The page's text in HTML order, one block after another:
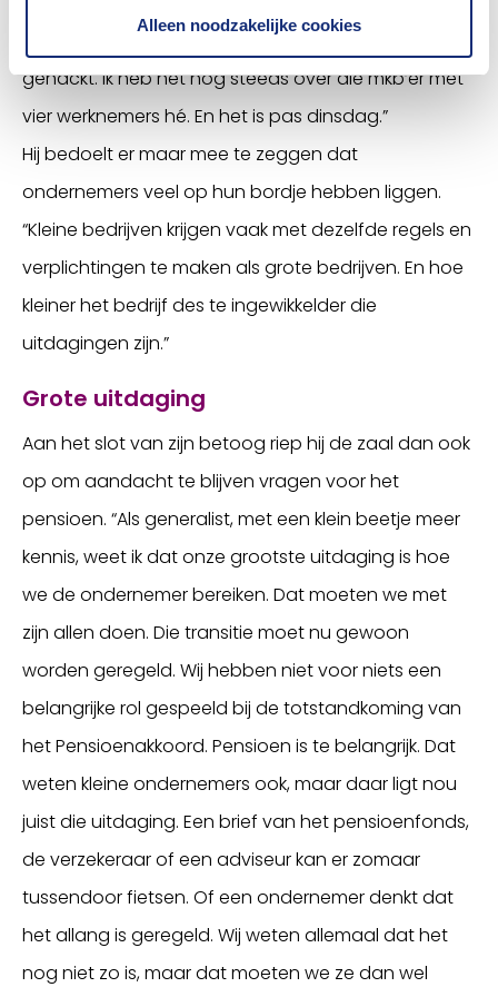
Alleen noodzakelijke cookies
achterdeur op slot zit, zodat ze niet worden
gehackt. Ik heb het nog steeds over die mkb’er met
vier werknemers hé. En het is pas dinsdag.”
Hij bedoelt er maar mee te zeggen dat
ondernemers veel op hun bordje hebben liggen.
“Kleine bedrijven krijgen vaak met dezelfde regels en
verplichtingen te maken als grote bedrijven. En hoe
kleiner het bedrijf des te ingewikkelder die
uitdagingen zijn.”
Grote uitdaging
Aan het slot van zijn betoog riep hij de zaal dan ook
op om aandacht te blijven vragen voor het
pensioen. “Als generalist, met een klein beetje meer
kennis, weet ik dat onze grootste uitdaging is hoe
we de ondernemer bereiken. Dat moeten we met
zijn allen doen. Die transitie moet nu gewoon
worden geregeld. Wij hebben niet voor niets een
belangrijke rol gespeeld bij de totstandkoming van
het Pensioenakkoord. Pensioen is te belangrijk. Dat
weten kleine ondernemers ook, maar daar ligt nou
juist die uitdaging. Een brief van het pensioenfonds,
de verzekeraar of een adviseur kan er zomaar
tussendoor fietsen. Of een ondernemer denkt dat
het allang is geregeld. Wij weten allemaal dat het
nog niet zo is, maar dat moeten we ze dan wel